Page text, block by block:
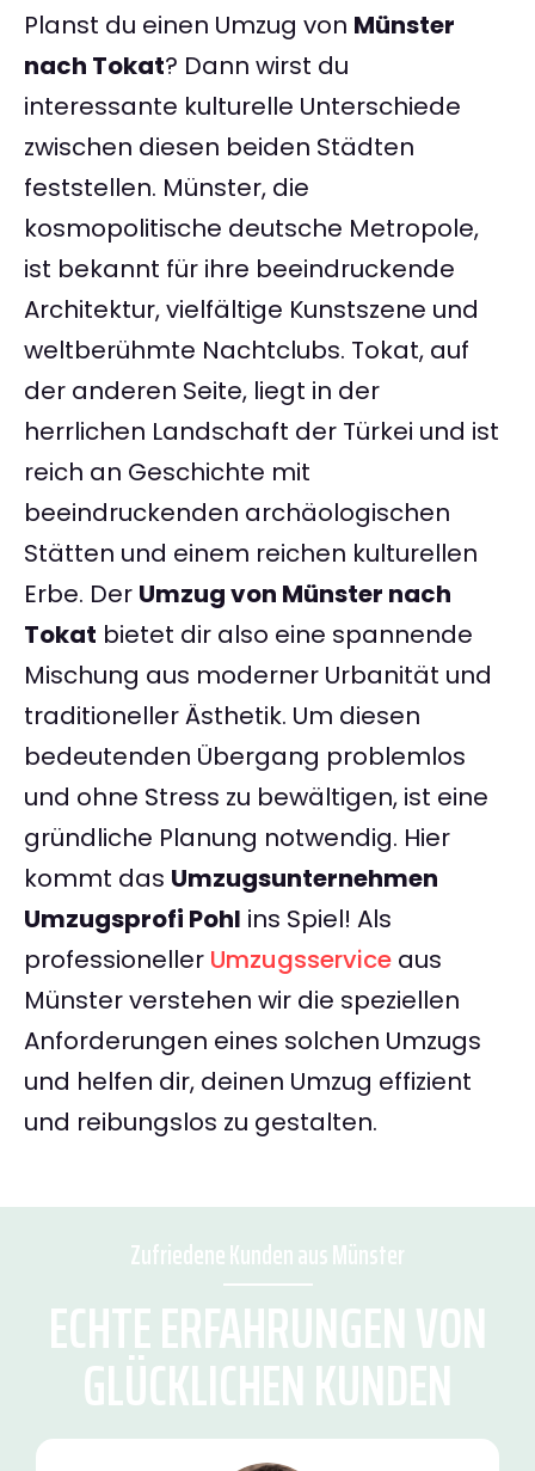
Planst du einen Umzug von Münster
nach Tokat? Dann wirst du
interessante kulturelle Unterschiede
zwischen diesen beiden Städten
feststellen. Münster, die
kosmopolitische deutsche Metropole,
ist bekannt für ihre beeindruckende
Architektur, vielfältige Kunstszene und
weltberühmte Nachtclubs. Tokat, auf
der anderen Seite, liegt in der
herrlichen Landschaft der Türkei und ist
reich an Geschichte mit
beeindruckenden archäologischen
Stätten und einem reichen kulturellen
Erbe. Der Umzug von Münster nach
Tokat bietet dir also eine spannende
Mischung aus moderner Urbanität und
traditioneller Ästhetik. Um diesen
bedeutenden Übergang problemlos
und ohne Stress zu bewältigen, ist eine
gründliche Planung notwendig. Hier
kommt das Umzugsunternehmen
Umzugsprofi Pohl ins Spiel! Als
professioneller Umzugsservice aus
Münster verstehen wir die speziellen
Anforderungen eines solchen Umzugs
und helfen dir, deinen Umzug effizient
und reibungslos zu gestalten.
Zufriedene Kunden aus Münster
ECHTE ERFAHRUNGEN VON
GLÜCKLICHEN KUNDEN